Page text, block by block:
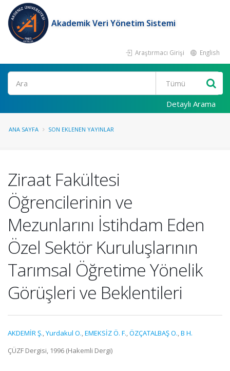
Akademik Veri Yönetim Sistemi
Araştırmacı Girişi English
Ara
Detaylı Arama
ANA SAYFA SON EKLENEN YAYINLAR
Ziraat Fakültesi
Öğrencilerinin ve
Mezunlarını İstihdam Eden
Özel Sektör Kuruluşlarının
Tarımsal Öğretime Yönelik
Görüşleri ve Beklentileri
AKDEMİR Ş.,Yurdakul O.,EMEKSİZ Ö. F.,ÖZÇATALBAŞ O.,B H.
ÇÜZF Dergisi, 1996 (Hakemli Dergi)